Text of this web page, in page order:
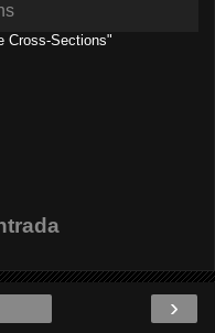
Cross-Sections"
›